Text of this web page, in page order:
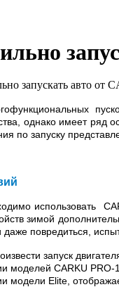
запускать авто от
однако имеет
по запуску
использовать
зимой
повредиться,
запуск
моделей CARKU PRO-
модели Elite,